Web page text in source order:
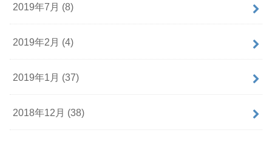
2019年7月 (8)
2019年2月 (4)
2019年1月 (37)
2018年12月 (38)